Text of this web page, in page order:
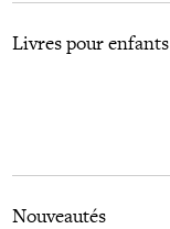
Livres pour enfants
Nouveautés